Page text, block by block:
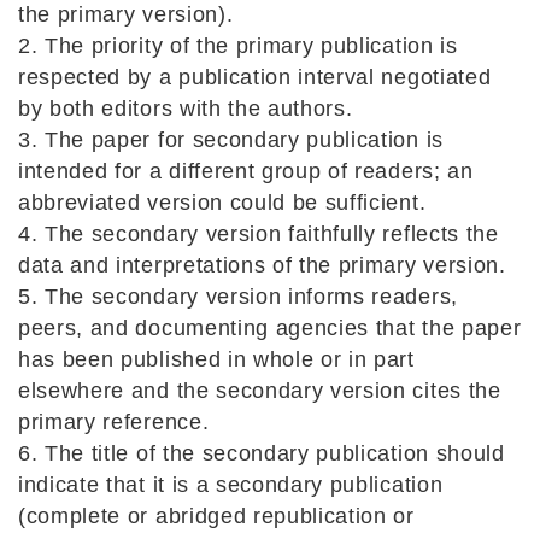
the primary version).
2. The priority of the primary publication is
respected by a publication interval negotiated
by both editors with the authors.
3. The paper for secondary publication is
intended for a different group of readers; an
abbreviated version could be sufficient.
4. The secondary version faithfully reflects the
data and interpretations of the primary version.
5. The secondary version informs readers,
peers, and documenting agencies that the paper
has been published in whole or in part
elsewhere and the secondary version cites the
primary reference.
6. The title of the secondary publication should
indicate that it is a secondary publication
(complete or abridged republication or